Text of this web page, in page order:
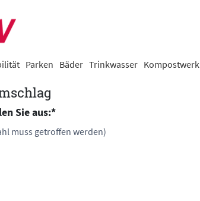
Parken Bäder Trinkwasser Kompostwerk
Sie aus:*
muss getroffen werden)